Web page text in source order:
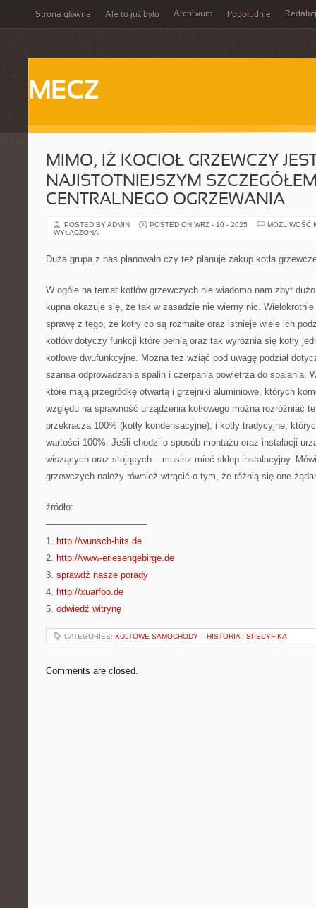
Strona główna Ale to już było Archiwum Popołudnie
MECZ
MIMO, IŻ KOCIOŁ GRZEWCZY
NAJISTOTNIEJSZYM
CENTRALNEGO OGRZEWANIA
POSTED BY ADMIN POSTED ON WRZ - 10 - 2025
MOŻLIWOŚĆ
WYŁĄCZONA
Duża grupa z nas planowało czy też planuje zakup kotła
W ogóle na temat kotłów grzewczych nie wiadomo nam zbyt
kupna okazuje się, że tak w zasadzie nie wiemy nic.
sprawę z tego, że kotły co są rozmaite oraz istnieje wiele ich
kotłów dotyczy funkcji które pełnią oraz tak wyróżnia się kotły
kotłowe dwufunkcyjne. Można też wziąć pod uwagę podział
szansa odprowadzania spalin i czerpania powietrza do spalania.
które mają przegródkę otwartą i grzejniki aluminiowe, których
względu na sprawność urządzenia kotłowego można rozróżniać
przekracza 100% (kotły kondensacyjne), i kotły tradycyjne,
wartości 100%. Jeśli chodzi o sposób montażu oraz instalacji
wiszących oraz stojących – musisz mieć sklep instalacyjny.
grzewczych należy również wtrącić o tym, że różnią się one
źródło:
———————————
1. http://wunsch-hits.de
2. http://www-eriesengebirge.de
3. sprawdź nasze porady
4. http://xuarfoo.de
5. odwiedź witrynę
CATEGORIES: KULTOWE SAMOCHODY – HISTORIA I SPECYFIKA
Comments are closed.